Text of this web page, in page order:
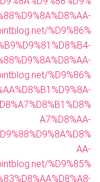
%D9%86%
%D9%86%
A7%D8%AA-
AA-
%D9%85%